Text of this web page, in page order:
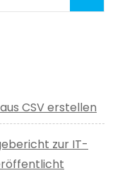
CSV erstellen
zur IT-